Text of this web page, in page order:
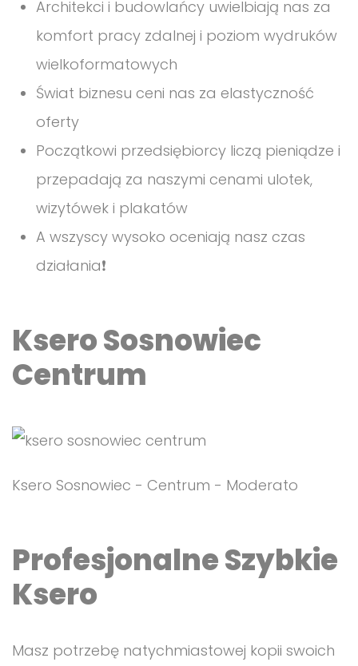
Architekci i budowlańcy uwielbiają nas za
komfort pracy zdalnej i poziom wydruków
wielkoformatowych
Świat biznesu ceni nas za elastyczność
oferty
Początkowi przedsiębiorcy liczą pieniądze i
przepadają za naszymi cenami ulotek,
wizytówek i plakatów
A wszyscy wysoko oceniają nasz czas
działania❗️
Ksero Sosnowiec
Centrum
Ksero Sosnowiec - Centrum - Moderato
Profesjonalne Szybkie
Ksero
Masz potrzebę natychmiastowej kopii swoich